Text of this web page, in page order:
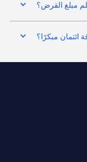
مبلغ القرض؟
مبكرًا؟